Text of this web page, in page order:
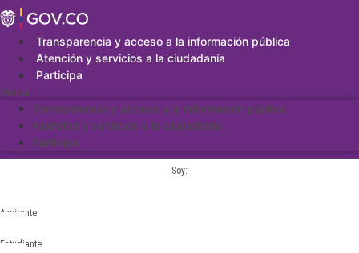
Saltar
al
contenidoTransparencia y acceso a la información pública
Atención y servicios a la ciudadanía
Participa
Menu
Transparencia y acceso a la información pública
Atención y servicios a la ciudadanía
Participa
Soy:
Aspirante
Estudiante